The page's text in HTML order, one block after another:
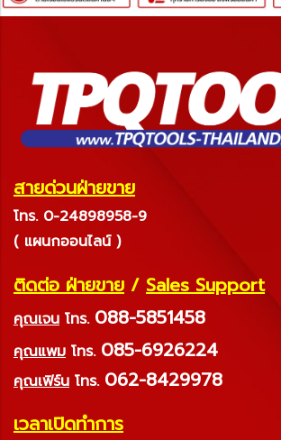
สายด่วนฝ่ายขาย
โทร. 0-24898958-9
( แผนกออนไลน์ )
ติดต่อ ฝ่ายขาย / Sales Support
คุณเจน โทร. 088-5851458
คุณแพม โทร. 085-6926224
คุณเฟิร์น โทร. 062-8429978
เวลาเปิดทำการ